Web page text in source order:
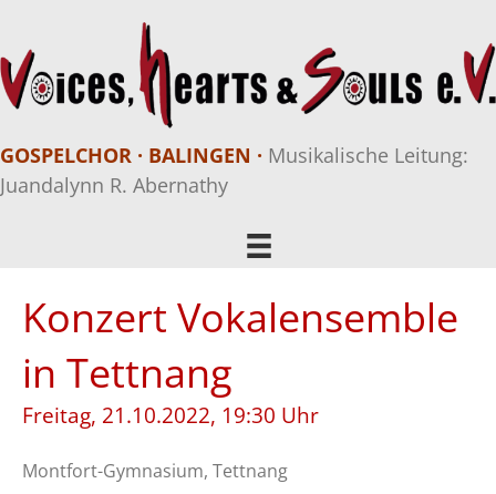
GOSPELCHOR · BALINGEN · Musikalische Leitung:
Juandalynn R. Abernathy
Konzert Vokalensemble
in Tettnang
Freitag, 21.10.2022, 19:30 Uhr
Montfort-Gymnasium, Tettnang